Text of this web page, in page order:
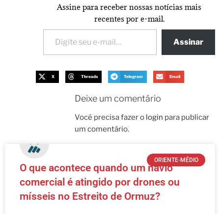
Assine para receber nossas notícias mais
recentes por e-mail.
Assinar
X Threads Telegram Email
Deixe um comentário
Você precisa fazer o login para publicar
um comentário.
ORIENTE-MÉDIO
O que acontece quando um navio
comercial é atingido por drones ou
mísseis no Estreito de Ormuz?